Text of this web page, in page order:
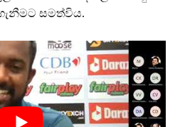
සමත්විය.